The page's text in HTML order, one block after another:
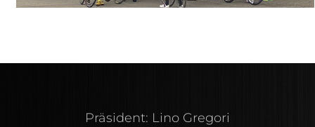
Präsident: Lino Gregori